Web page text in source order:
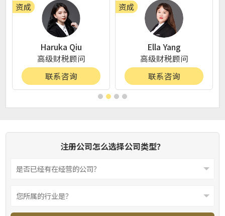
Haruka Qiu
高级财税顾问
联系咨询
资成
Ella Yang
高级财税顾问
联系咨询
资成
注册公司怎么选择公司类型？